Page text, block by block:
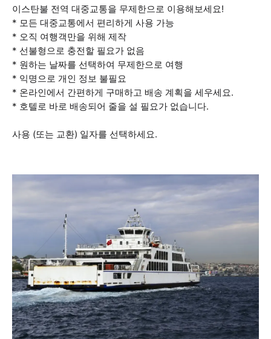
이스탄불 전역 대중교통을 무제한으로 이용해보세요!
* 모든 대중교통에서 편리하게 사용 가능
* 오직 여행객만을 위해 제작
* 선불형으로 충전할 필요가 없음
* 원하는 날짜를 선택하여 무제한으로 여행
* 익명으로 개인 정보 불필요
* 온라인에서 간편하게 구매하고 배송 계획을 세우세요.
* 호텔로 바로 배송되어 줄을 설 필요가 없습니다.
사용 (또는 교환) 일자를 선택하세요.